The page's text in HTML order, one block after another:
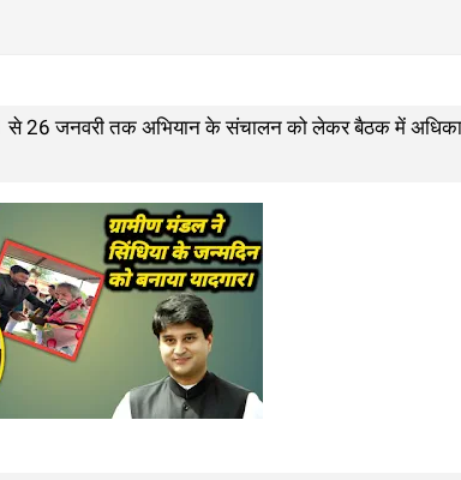
से 26 जनवरी तक अभियान के संचालन को लेकर बैठक में